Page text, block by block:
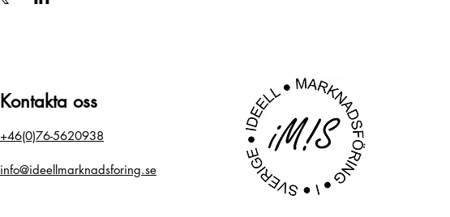
Kontakta oss
+46(0)76-5620938
info@ideellmarknadsforing.se